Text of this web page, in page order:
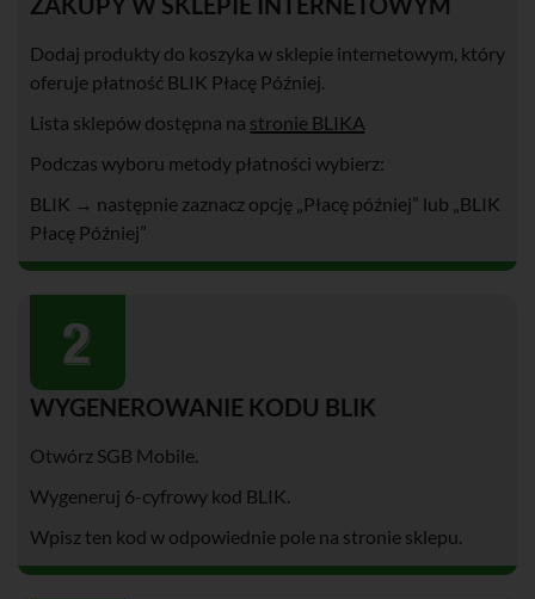
Dodaj produkty do koszyka w sklepie internetowym, który
oferuje płatność BLIK Płacę Później.
Lista sklepów dostępna na stronie BLIKA
Podczas wyboru metody płatności wybierz:
BLIK → następnie zaznacz opcję „Płacę później” lub „BLIK
Płacę Później”
WYGENEROWANIE KODU BLIK
Otwórz SGB Mobile.
Wygeneruj 6-cyfrowy kod BLIK.
Wpisz ten kod w odpowiednie pole na stronie sklepu.